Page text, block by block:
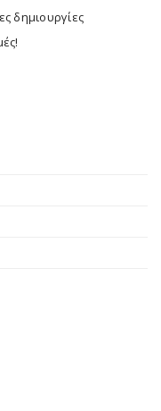
δημιουργίες